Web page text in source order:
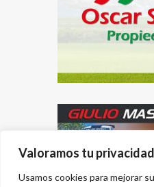
Valoramos tu privacidad
Usamos cookies para mejorar